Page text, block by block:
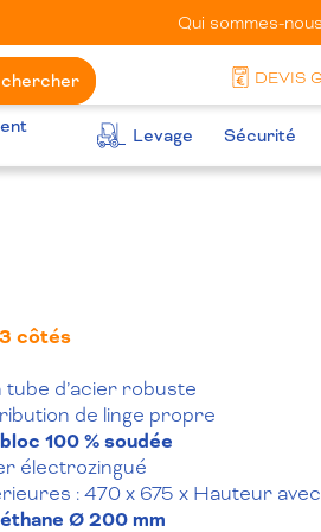
Qui sommes-
DEVIS
Levage Sécurité
côtés
d’acier robuste
de linge propre
100 % soudée
électrozingué
: 470 x 675 x Hauteur
Ø 200 mm